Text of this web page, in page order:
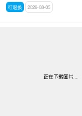
可退换 2026-08-05